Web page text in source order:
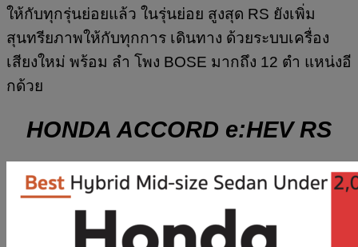
ให้กับทุกรุ่นย่อยแล้ว ในรุ่นย่อย สูงสุด RS ยังเพิ่ม
สุนทรียภาพให้กับทุกการ เดินทาง ด้วยระบบเครื่อง
เสียงใหม่ พร้อม ลำ โพง BOSE มากถึง 12 ตำ แหน่งอี
กด้วย
HONDA ACCORD e:HEV RS